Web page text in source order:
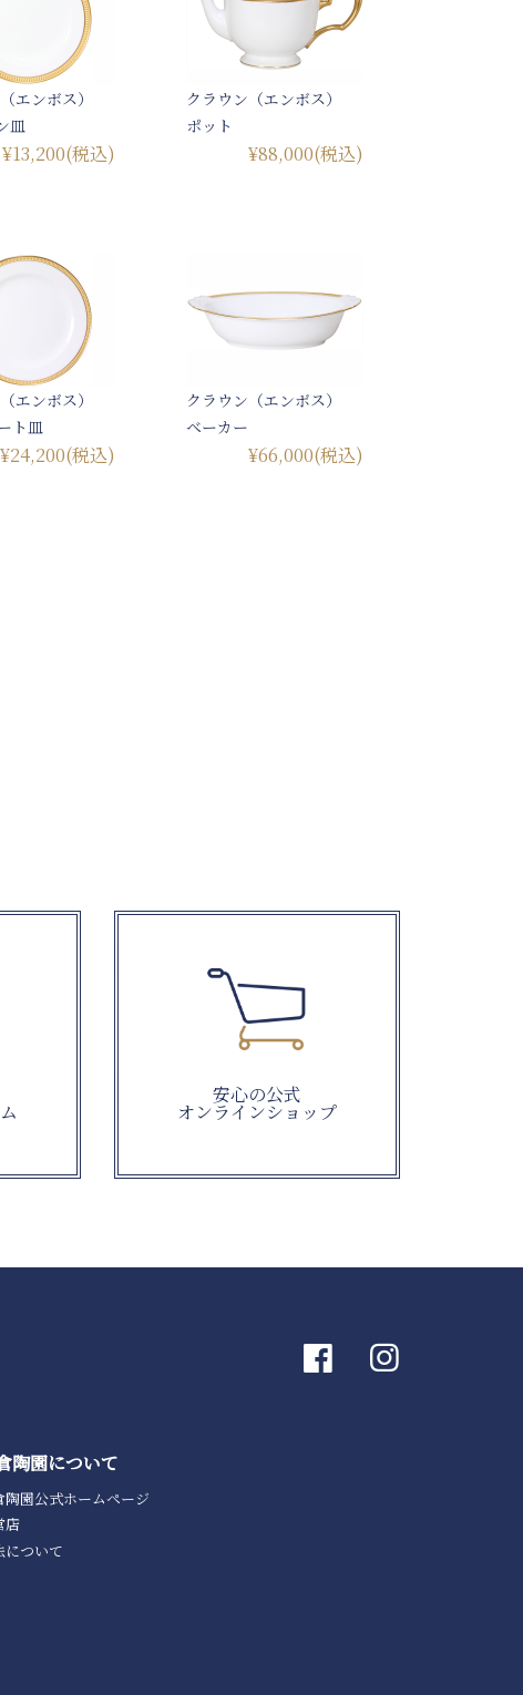
エンボス）
皿
¥13,200(税込)
クラウン（エンボス）
ポット
¥88,000(税込)
エンボス）
ト皿
¥24,200(税込)
クラウン（エンボス）
ベーカー
¥66,000(税込)
安心の公式
オンラインショップ
陶園について
陶園公式ホームページ
店
について